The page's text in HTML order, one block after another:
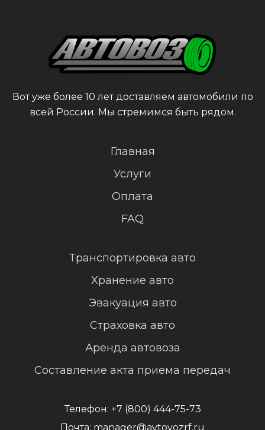
Вот уже более 10 лет доставляем автомобили по
всей России. Мы стремимся быть рядом.
Главная
Услуги
Оплата
FAQ
Транспортировка авто
Хранение авто
Эвакуация авто
Страховка авто
Аренда автовоза
Составление акта приема передач
Телефон: +7 (800) 444-75-73
Почта: manager@avtovozrf.ru